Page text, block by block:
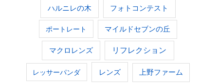
ハルニレの木 フォトコンテスト
ポートレート マイルドセブンの丘
マクロレンズ リフレクション
レッサーパンダ レンズ 上野ファーム